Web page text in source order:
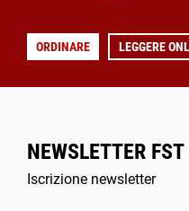
ORDINARE LEGGERE
NEWSLETTER FST
Iscrizione newsletter